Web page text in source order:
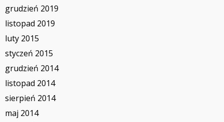
grudzień 2019
listopad 2019
luty 2015
styczeń 2015
grudzień 2014
listopad 2014
sierpień 2014
maj 2014